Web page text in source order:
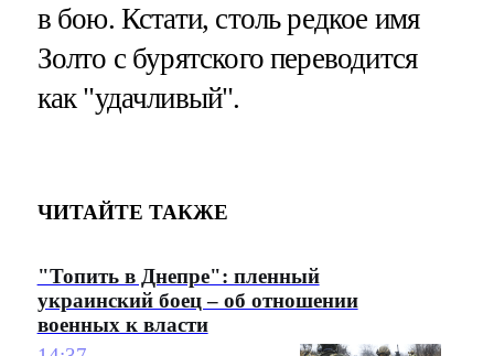
в бою. Кстати, столь редкое имя
Золто с бурятского переводится
как "удачливый".
ЧИТАЙТЕ ТАКЖЕ
"Топить в Днепре": пленный
украинский боец – об отношении
военных к власти